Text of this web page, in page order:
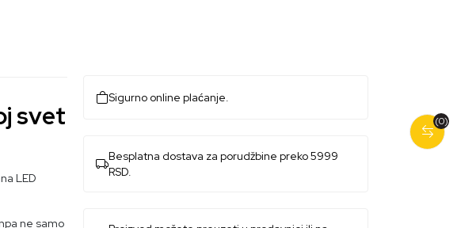
(0)
svet
LED
ne samo
Sigurno online plaćanje.
Besplatna dostava za porudžbine preko 5999
RSD.